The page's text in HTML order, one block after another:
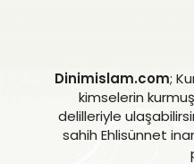
Dinimislam.com;
kimselerin
delilleriyle
sahih Ehlisünnet